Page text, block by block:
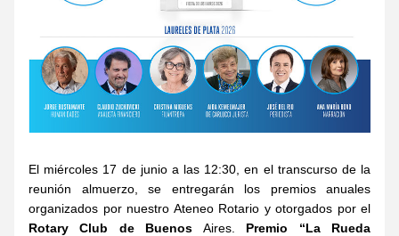
El miércoles 17 de junio a las 12:30, en el transcurso de la
reunión almuerzo, se entregarán los premios anuales
Rotary Club de Buenos Aires. Premio “La Rueda